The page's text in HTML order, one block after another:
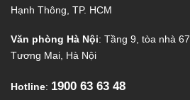
Hạnh Thông, TP. HCM
Văn phòng Hà Nội: Tầng 9, tòa nhà
Tương Mai, Hà Nội
Hotline: 1900 63 63 48